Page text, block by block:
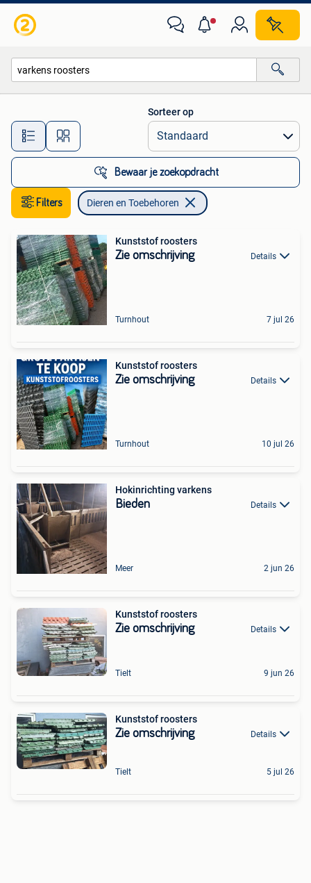
Alle afstanden…
Sorteer op
Bewaar je zoekopdracht
Filters Dieren en Toebehoren
Kunststof roosters
Zie omschrijving Details
Turnhout 7 jul 26
Kunststof roosters
Zie omschrijving Details
Turnhout 10 jul 26
Hokinrichting varkens
Bieden Details
Meer 2 jun 26
Kunststof roosters
Zie omschrijving Details
Tielt 9 jun 26
Kunststof roosters
Zie omschrijving Details
Tielt 5 jul 26